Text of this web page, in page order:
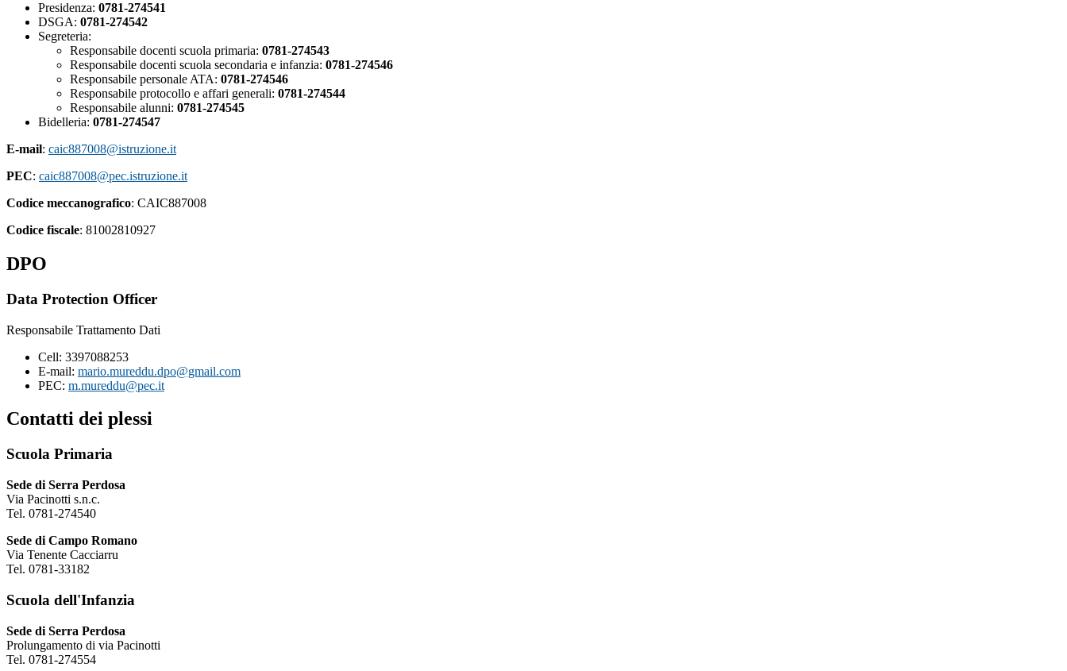
Presidenza: 0781-274541
DSGA: 0781-274542
Segreteria:
Responsabile docenti scuola primaria: 0781-274543
Responsabile docenti scuola secondaria e infanzia: 0781-274546
Responsabile personale ATA: 0781-274546
Responsabile protocollo e affari generali: 0781-274544
Responsabile alunni: 0781-274545
Bidelleria: 0781-274547
E-mail: caic887008@istruzione.it
PEC: caic887008@pec.istruzione.it
Codice meccanografico: CAIC887008
Codice fiscale: 81002810927
DPO
Data Protection Officer
Responsabile Trattamento Dati
Cell: 3397088253
E-mail: mario.mureddu.dpo@gmail.com
PEC: m.mureddu@pec.it
Contatti dei plessi
Scuola Primaria
Sede di Serra Perdosa
Via Pacinotti s.n.c.
Tel. 0781-274540
Sede di Campo Romano
Via Tenente Cacciarru
Tel. 0781-33182
Scuola dell'Infanzia
Sede di Serra Perdosa
Prolungamento di via Pacinotti
Tel. 0781-274554